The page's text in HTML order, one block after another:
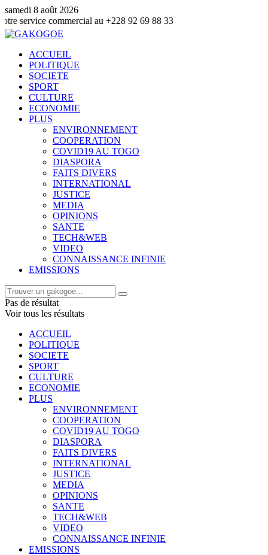
samedi 8 août 2026
au +228 92 69 88 33
ACCUEIL
POLITIQUE
SOCIETE
SPORT
CULTURE
ECONOMIE
PLUS
ENVIRONNEMENT
COOPERATION
COVID19 AU TOGO
DIASPORA
FAITS DIVERS
INTERNATIONAL
JUSTICE
MEDIA
OPINIONS
SANTE
TECH&WEB
VIDEO
CONNAISSANCE INFINIE
EMISSIONS
Pas de résultat
Voir tous les résultats
ACCUEIL
POLITIQUE
SOCIETE
SPORT
CULTURE
ECONOMIE
PLUS
ENVIRONNEMENT
COOPERATION
COVID19 AU TOGO
DIASPORA
FAITS DIVERS
INTERNATIONAL
JUSTICE
MEDIA
OPINIONS
SANTE
TECH&WEB
VIDEO
CONNAISSANCE INFINIE
EMISSIONS